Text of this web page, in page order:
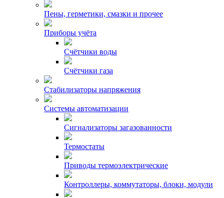
Пены, герметики, смазки и прочее
Приборы учёта
Счётчики воды
Счётчики газа
Стабилизаторы напряжения
Системы автоматизации
Сигнализаторы загазованности
Термостаты
Приводы термоэлектрические
Контроллеры, коммутаторы, блоки, модули